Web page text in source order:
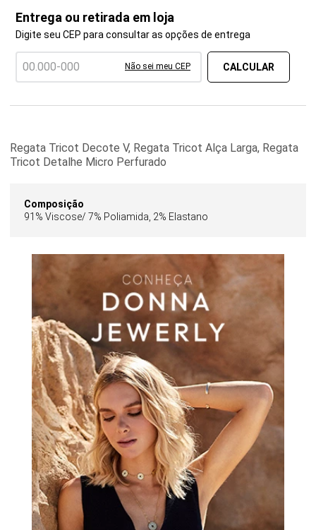
Entrega ou retirada em loja
Digite seu CEP para consultar as opções de entrega
Não sei meu CEP
Regata Tricot Decote V, Regata Tricot Alça Larga, Regata
Tricot Detalhe Micro Perfurado
Composição
91% Viscose/ 7% Poliamida, 2% Elastano